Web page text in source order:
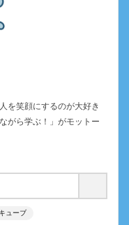
を笑顔にするのが大好き
がら学ぶ！」がモットー
ューブ